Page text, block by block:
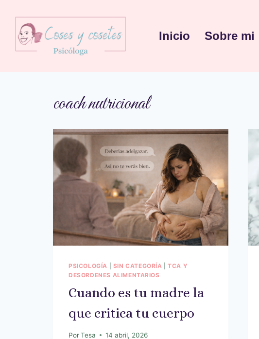
Inicio Sobre mi
coach nutricional
PSICOLOGÍA SIN CATEGORÍA |TCA Y
DESORDENES ALIMENTARIOS
Cuando es tu madre la
que critica tu cuerpo
PorTesa 14 abril, 2026